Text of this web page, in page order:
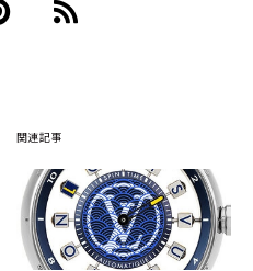
関連記事